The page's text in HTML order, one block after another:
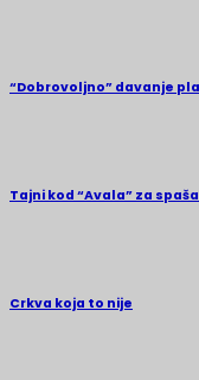
“Dobrovoljno” davanje
Tajni kod “Avala” za
Crkva koja to nije